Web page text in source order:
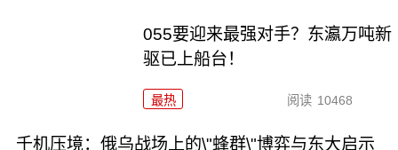
055要迎来最强对手？东瀛万吨新
驱已上船台！
最热 阅读 10468
千机压境：俄乌战场上的\"蜂群\"博弈与东大启示